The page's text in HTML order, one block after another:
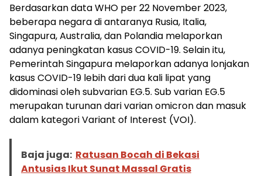
Berdasarkan data WHO per 22 November 2023,
beberapa negara di antaranya Rusia, Italia,
Singapura, Australia, dan Polandia melaporkan
adanya peningkatan kasus COVID-19. Selain itu,
Pemerintah Singapura melaporkan adanya lonjakan
kasus COVID-19 lebih dari dua kali lipat yang
didominasi oleh subvarian EG.5. Sub varian EG.5
merupakan turunan dari varian omicron dan masuk
dalam kategori Variant of Interest (VOI).
Baja juga: Ratusan Bocah di Bekasi
Antusias Ikut Sunat Massal Gratis